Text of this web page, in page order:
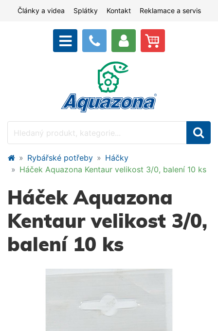
Články a videa Splátky Kontakt Reklamace a servis
Rybářské potřeby
Háčky
Háček Aquazona Kentaur velikost 3/0, balení 10 ks
Háček Aquazona
Kentaur velikost 3/0,
balení 10 ks